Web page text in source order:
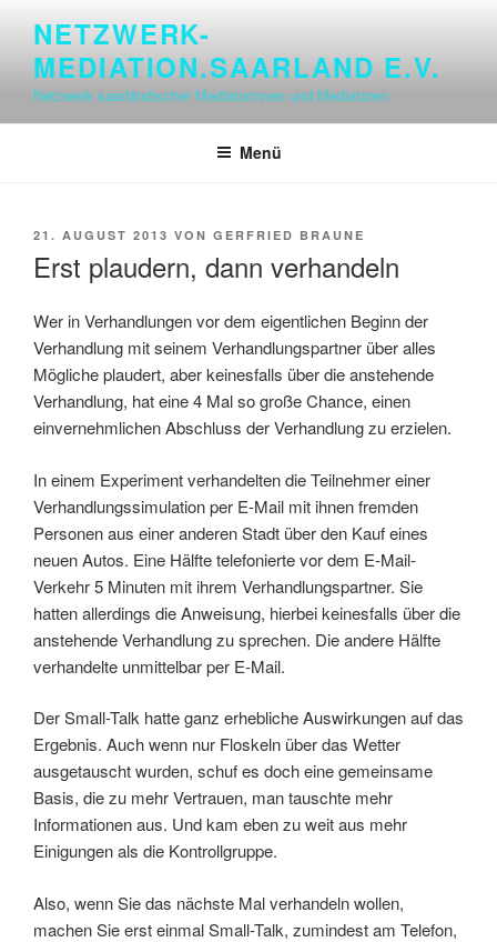
springen
NETZWERK-
MEDIATION.SAARLAND E.V.
Netzwerk saarländischer Mediatorinnen und Mediatoren
Menü
VERÖFFENTLICHT
21. AUGUST 2013 VON GERFRIED BRAUNE
Erst plaudern, dann verhandeln
Wer in Verhandlungen vor dem eigentlichen Beginn der
Verhandlung mit seinem Verhandlungspartner über alles
Mögliche plaudert, aber keinesfalls über die anstehende
Verhandlung, hat eine 4 Mal so große Chance, einen
einvernehmlichen Abschluss der Verhandlung zu erzielen.
In einem Experiment verhandelten die Teilnehmer einer
Verhandlungssimulation per E-Mail mit ihnen fremden
Personen aus einer anderen Stadt über den Kauf eines
neuen Autos. Eine Hälfte telefonierte vor dem E-Mail-
Verkehr 5 Minuten mit ihrem Verhandlungspartner. Sie
hatten allerdings die Anweisung, hierbei keinesfalls über die
anstehende Verhandlung zu sprechen. Die andere Hälfte
verhandelte unmittelbar per E-Mail.
Der Small-Talk hatte ganz erhebliche Auswirkungen auf das
Ergebnis. Auch wenn nur Floskeln über das Wetter
ausgetauscht wurden, schuf es doch eine gemeinsame
Basis, die zu mehr Vertrauen, man tauschte mehr
Informationen aus. Und kam eben zu weit aus mehr
Einigungen als die Kontrollgruppe.
Also, wenn Sie das nächste Mal verhandeln wollen,
machen Sie erst einmal Small-Talk, zumindest am Telefon,